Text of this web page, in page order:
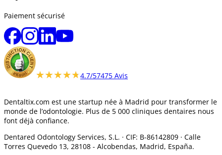
Paiement sécurisé
★★★★★
★★★★★4.7/57475 Avis
Dentaltix.com est une startup née à Madrid pour transformer le
monde de l’odontologie. Plus de 5 000 cliniques dentaires nous
font déjà confiance.
Dentared Odontology Services, S.L. · CIF: B-86142809 · Calle
Torres Quevedo 13, 28108 - Alcobendas, Madrid, España.